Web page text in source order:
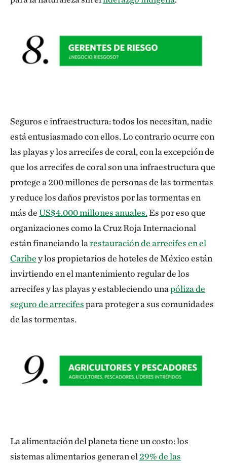
Seguros e infraestructura: todos los necesitan, nadie
está entusiasmado con ellos. Lo contrario ocurre con
las playas y los arrecifes de coral, con la excepción de
que los arrecifes de coral son una infraestructura que
protege a 200 millones de personas de las tormentas
y reduce los daños previstos por las tormentas en
más deUS$4.000 millones anuales.Es por eso que
organizaciones como la Cruz Roja Internacional
están financiando larestauración de arrecifes en el
Caribey los propietarios de hoteles de México están
invirtiendo en el mantenimiento regular de los
arrecifes y las playas y estableciendo unapóliza de
seguro de arrecifespara proteger a sus comunidades
de las tormentas.
La alimentación del planeta tiene un costo: los
sistemas alimentarios generan el 29% de las